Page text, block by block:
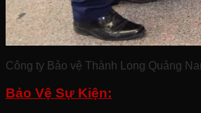
Công ty Bảo vệ Thành Long Quảng
Bảo Vệ Sự Kiện: